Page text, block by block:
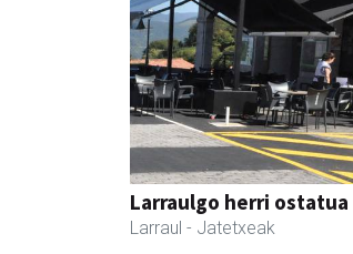
Larraulgo herri ostatua
Larraul - Jatetxeak